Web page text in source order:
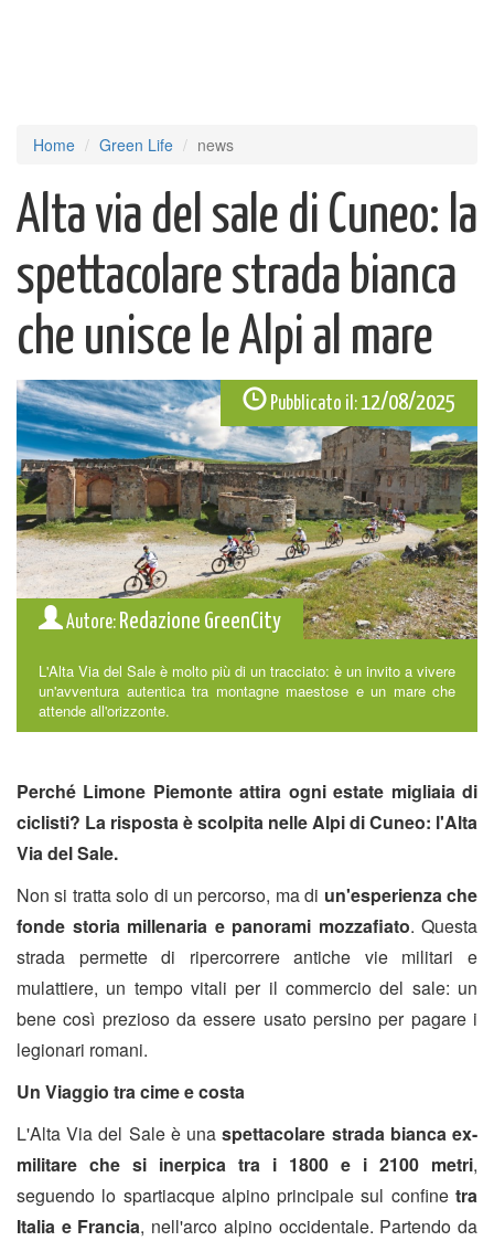
Home Green Life news
Alta via del sale di Cuneo: la
spettacolare strada bianca
che unisce le Alpi al mare
Pubblicato il:12/08/2025
Autore: Redazione GreenCity
L'Alta Via del Sale è molto più di un tracciato: è un invito a vivere
un'avventura autentica tra montagne maestose e un mare che
attende all'orizzonte.
Perché Limone Piemonte attira ogni estate migliaia di
ciclisti? La risposta è scolpita nelle Alpi di Cuneo: l'Alta
Via del Sale.
Non si tratta solo di un percorso, ma di un'esperienza che
fonde storia millenaria e panorami mozzafiato. Questa
strada permette di ripercorrere antiche vie militari e
mulattiere, un tempo vitali per il commercio del sale: un
bene così prezioso da essere usato persino per pagare i
legionari romani.
Un Viaggio tra cime e costa
L'Alta Via del Sale è una spettacolare strada bianca ex-
militare che si inerpica tra i 1800 e i 2100 metri,
seguendo lo spartiacque alpino principale sul confine tra
Italia e Francia, nell'arco alpino occidentale. Partendo da